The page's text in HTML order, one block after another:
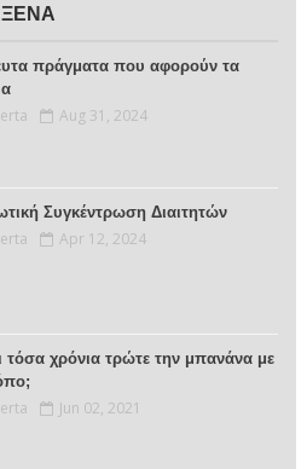
πράγματα που αφορούν τα
Aug 31, 2024
Συγκέντρωση Διαιτητών
Apr 12, 2024
τόσα χρόνια τρώτε την μπανάνα με
Jun 02, 2021